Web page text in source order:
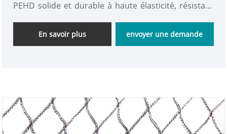
PEHD solide et durable à haute élasticité, résistant
oiseaux et les petits animaux d'entrer, les petits
animaux ne seront pas blessés. Les barrières pour
En savoir plus envoyer une demande